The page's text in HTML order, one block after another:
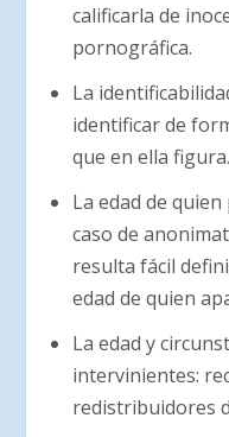
calificarla de
pornográfica.
La
identificar de
que en ella figura.
La edad de
caso de
resulta fácil
edad de quien
La edad y
intervinientes:
redistribuidores